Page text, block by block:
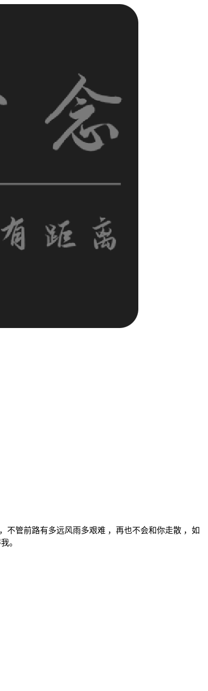
不管前路有多远风雨多艰难 ，再也不会和你走散 ，如
。